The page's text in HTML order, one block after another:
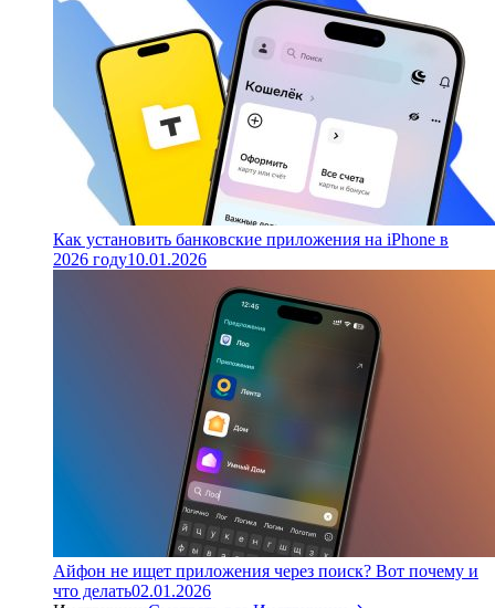
Как установить банковские приложения на iPhone в
2026 году10.01.2026
Айфон не ищет приложения через поиск? Вот почему и
что делать02.01.2026